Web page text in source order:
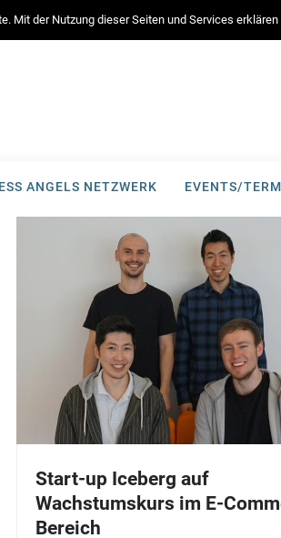
ANGELS NETZWERK EVENTS/
Start-up Iceberg auf
Wachstumskurs im E-
Bereich
Mit der Nutzung dieser Seiten und Services